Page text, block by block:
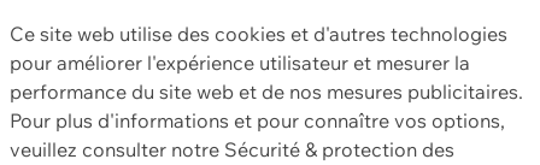
Ce site web utilise des cookies et d'autres technologies
pour améliorer l'expérience utilisateur et mesurer la
performance du site web et de nos mesures publicitaires.
Pour plus d'informations et pour connaître vos options,
veuillez consulter notre Sécurité & protection des